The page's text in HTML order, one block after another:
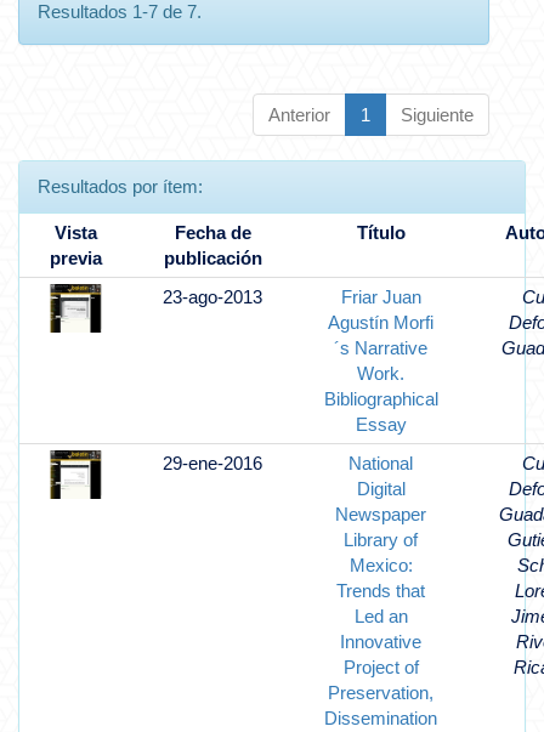
Resultados 1-7 de 7.
Anterior 1 Siguiente
Resultados por ítem:
Vista
previa
Fecha de
publicación
Título
23-ago-2013
Friar Juan
Agustín Morfi
´s Narrative
Work.
Bibliographical
Essay
29-ene-2016
National
Digital
Newspaper
Library of
Mexico:
Trends that
Led an
Innovative
Project of
Preservation,
Dissemination